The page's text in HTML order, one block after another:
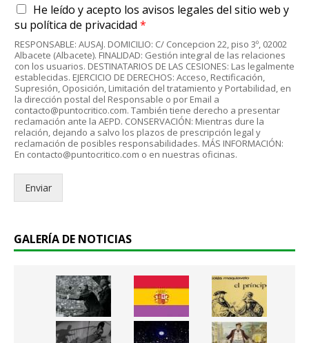
r
e
o
e
l
e
c
t
r
ó
n
i
c
.
A
c
e
r
d
o
R
G
P
D
*
He leído y acepto los avisos legales del sitio web y
su política de privacidad *
RESPONSABLE: AUSAJ. DOMICILIO: C/ Concepcion 22, piso 3º, 02002
Albacete (Albacete). FINALIDAD: Gestión integral de las relaciones
con los usuarios. DESTINATARIOS DE LAS CESIONES: Las legalmente
establecidas. EJERCICIO DE DERECHOS: Acceso, Rectificación,
Supresión, Oposición, Limitación del tratamiento y Portabilidad, en
la dirección postal del Responsable o por Email a
contacto@puntocritico.com. También tiene derecho a presentar
reclamación ante la AEPD. CONSERVACIÓN: Mientras dure la
relación, dejando a salvo los plazos de prescripción legal y
reclamación de posibles responsabilidades. MÁS INFORMACIÓN:
En contacto@puntocritico.com o en nuestras oficinas.
Enviar
GALERÍA DE NOTICIAS